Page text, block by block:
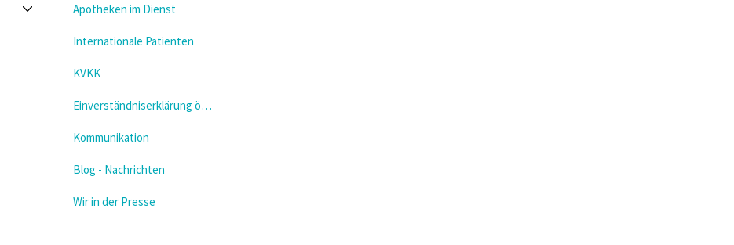
Apotheken im Dienst
Internationale Patienten
KVKK
Einverständniserklärung öffnen
Kommunikation
Blog - Nachrichten
Wir in der Presse